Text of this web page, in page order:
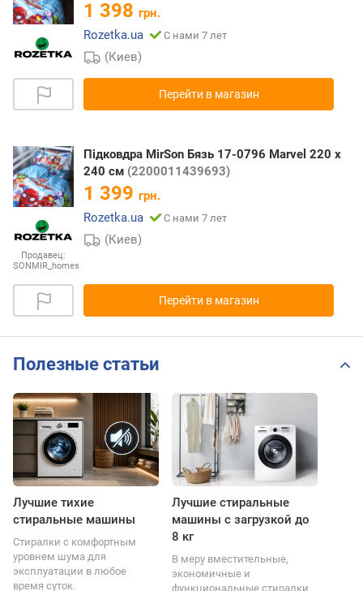
1 398 грн.
Rozetka.ua
С нами 7 лет
(Киев)
Перейти в магазин
Продавец:
SONMIR_homes
Підковдра MirSon Бязь 17-0796 Marvel 220 x
240 см (2200011439693)
1 399 грн.
Rozetka.ua
С нами 7 лет
(Киев)
Перейти в магазин
Полезные статьи
Лучшие тихие
стиральные машины
Стиралки с комфортным
уровнем шума для
эксплуатации в любое
время суток.
Лучшие стиральные
машины с загрузкой до
8 кг
В меру вместительные,
экономичные и
функциональные стиралки